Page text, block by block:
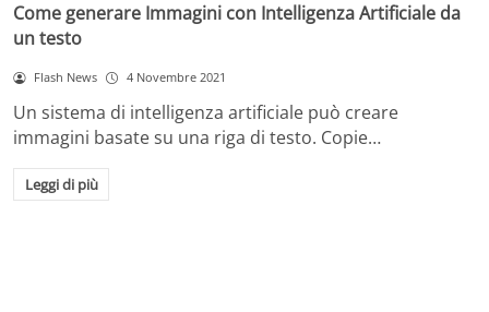
Come generare Immagini con Intelligenza Artificiale da
un testo
Flash News 4 Novembre 2021
Un sistema di intelligenza artificiale può creare
immagini basate su una riga di testo. Copie…
Leggi di più